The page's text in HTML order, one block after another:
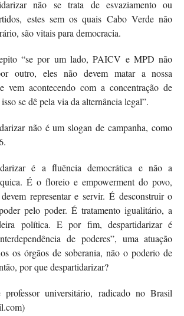
não se trata de esvaziamento ou
estes sem os quais Cabo Verde não
são vitais para democracia.
“se por um lado, PAICV e MPD não
outro, eles não devem matar a nossa
vem acontecendo com a concentração de
se dê pela via da alternância legal”.
não é um slogan de campanha, como
é a fluência democrática e não a
É o floreio e empowerment do povo,
representar e servir. É desconstruir o
pelo poder. É tratamento igualitário, a
política. E por fim, despartidarizar é
de poderes”, uma atuação
os órgãos de soberania, não o poderio de
por que despartidarizar?
professor universitário, radicado no Brasil